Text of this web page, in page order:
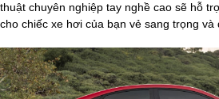
thuật chuyên nghiệp tay nghề cao sẽ hỗ
cho chiếc xe hơi của bạn vẻ sang trọng và